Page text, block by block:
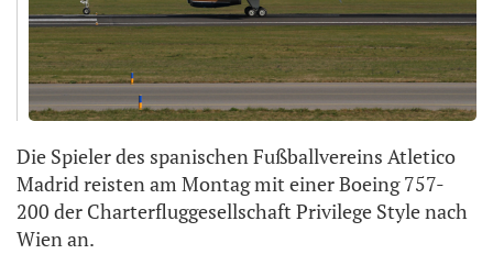
Die Spieler des spanischen Fußballvereins Atletico
Madrid reisten am Montag mit einer Boeing 757-
200 der Charterfluggesellschaft Privilege Style nach
Wien an.